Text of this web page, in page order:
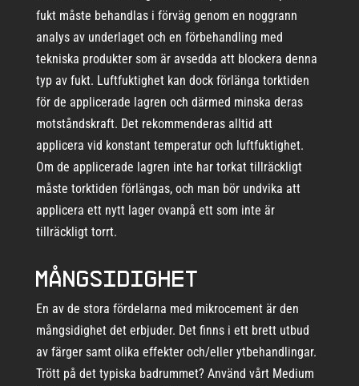
fukt måste behandlas i förväg genom en noggrann
analys av underlaget och en förbehandling med
tekniska produkter som är avsedda att blockera denna
typ av fukt. Luftfuktighet kan dock förlänga torktiden
för de applicerade lagren och därmed minska deras
motståndskraft. Det rekommenderas alltid att
applicera vid konstant temperatur och luftfuktighet.
Om de applicerade lagren inte har torkat tillräckligt
måste torktiden förlängas, och man bör undvika att
applicera ett nytt lager ovanpå ett som inte är
tillräckligt torrt.
Mångsidighet
En av de stora fördelarna med mikrocement är den
mångsidighet det erbjuder. Det finns i ett brett utbud
av färger samt olika effekter och/eller ytbehandlingar.
Trött på det typiska badrummet? Använd vårt Medium